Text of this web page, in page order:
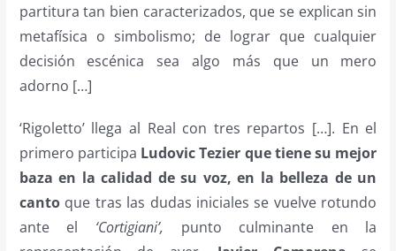
partitura tan bien caracterizados, que se explican sin
metafísica o simbolismo; de lograr que cualquier
decisión escénica sea algo más que un mero
adorno […]
‘Rigoletto’ llega al Real con tres repartos […]. En el
primero participa Ludovic Tezier que tiene su mejor
baza en la calidad de su voz, en la belleza de un
cantoque tras las dudas iniciales se vuelve rotundo
ante el ‘Cortigiani’, punto culminante en la